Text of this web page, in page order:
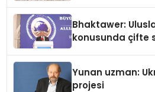
Bhaktawer:
konusunda çifte
Yunan uzman:
projesi